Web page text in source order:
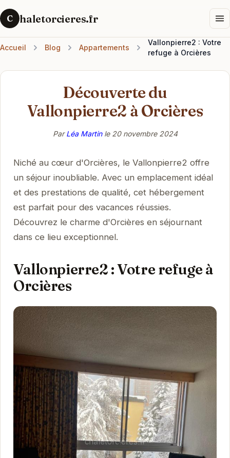
C haletorcieres.fr
Accueil Blog Appartements
Vallonpierre2 : Votre
refuge à Orcières
Découverte du
Vallonpierre2 à Orcières
ParLéa Martinle 20 novembre 2024
Niché au cœur d'Orcières, le Vallonpierre2 offre
un séjour inoubliable. Avec un emplacement idéal
et des prestations de qualité, cet hébergement
est parfait pour des vacances réussies.
Découvrez le charme d'Orcières en séjournant
dans ce lieu exceptionnel.
Vallonpierre2 : Votre refuge à
Orcières